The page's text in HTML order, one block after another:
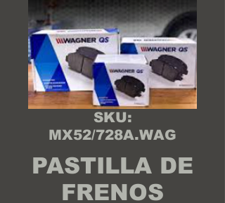
SKU:
MX52/728A.WAG
PASTILLA DE
FRENOS